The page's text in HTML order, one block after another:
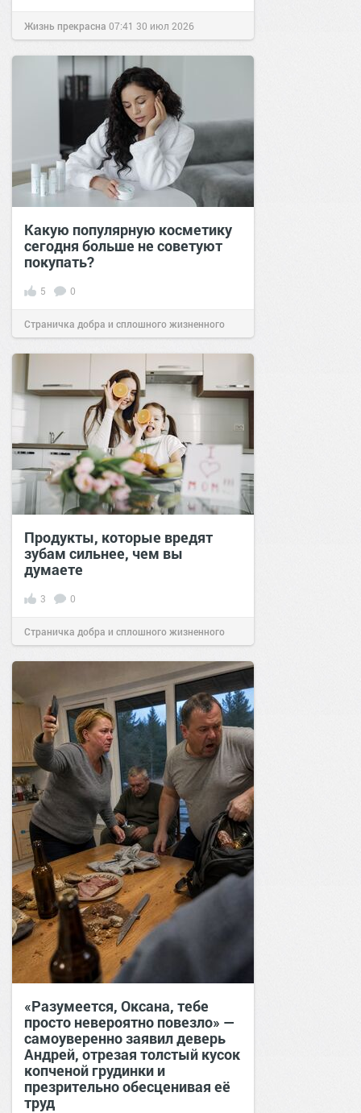
Жизнь прекрасна 07:41 30 июл 2026
Какую популярную косметику
сегодня больше не советуют
покупать?
5 0
Страничка добра и сплошного жизненного
позитива!06:3816 июл 2026
Продукты, которые вредят
зубам сильнее, чем вы
думаете
3 0
Страничка добра и сплошного жизненного
позитива!08:3816 июл 2026
«Разумеется, Оксана, тебе
просто невероятно повезло» —
самоуверенно заявил деверь
Андрей, отрезая толстый кусок
копченой грудинки и
презрительно обесценивая её
труд